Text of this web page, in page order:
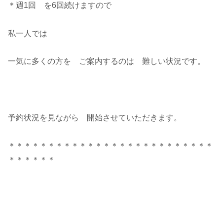
＊週1回 を6回続けますので
私一人では
一気に多くの方を ご案内するのは 難しい状況です。
予約状況を見ながら 開始させていただきます。
＊＊＊＊＊＊＊＊＊＊＊＊＊＊＊＊＊＊＊＊＊＊＊＊＊＊
＊＊＊＊＊＊